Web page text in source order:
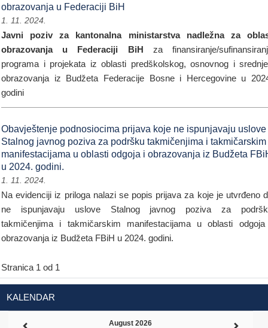
obrazovanja u Federaciji BiH
1. 11. 2024.
Javni poziv za kantonalna ministarstva nadležna za
obrazovanja u Federaciji BiH za finansiranje/
programa i projekata iz oblasti predškolskog, osnovnog i
obrazovanja iz Budžeta Federacije Bosne i Hercegovine u
godini
Obavještenje podnosiocima prijava koje ne ispunjavaju uslove
Stalnog javnog poziva za podršku takmičenjima i takmičarskim
manifestacijama u oblasti odgoja i obrazovanja iz Budžeta
u 2024. godini.
1. 11. 2024.
Na evidenciji iz priloga nalazi se popis prijava za koje je utvrđeno
ne ispunjavaju uslove Stalnog javnog poziva za
takmičenjima i takmičarskim manifestacijama u oblasti
obrazovanja iz Budžeta FBiH u 2024. godini.
Stranica 1 od 1
KALENDAR
August 2026